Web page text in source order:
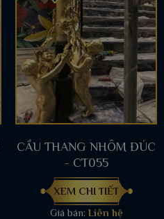
CẦU THANG NHÔM ĐÚC
- CT055
XEM CHI TIẾT
Giá bán: Liên hệ